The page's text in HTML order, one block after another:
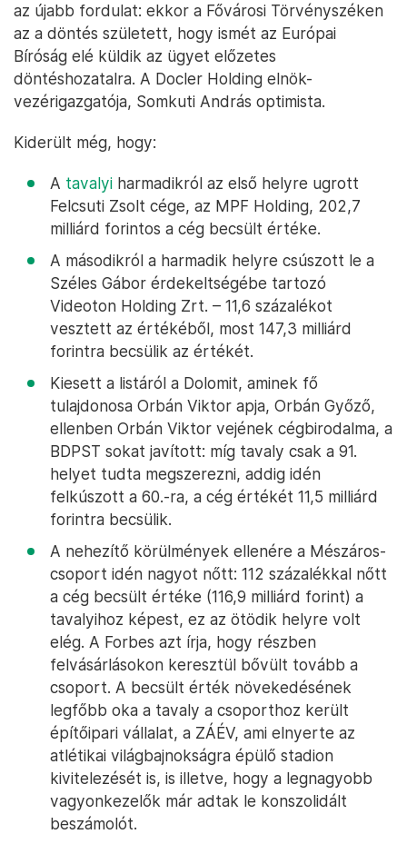
az újabb fordulat: ekkor a Fővárosi Törvényszéken
az a döntés született, hogy ismét az Európai
Bíróság elé küldik az ügyet előzetes
döntéshozatalra. A Docler Holding elnök-
vezérigazgatója, Somkuti András optimista.
Kiderült még, hogy:
A tavalyi harmadikról az első helyre ugrott
Felcsuti Zsolt cége, az MPF Holding, 202,7
milliárd forintos a cég becsült értéke.
A másodikról a harmadik helyre csúszott le a
Széles Gábor érdekeltségébe tartozó
Videoton Holding Zrt. – 11,6 százalékot
vesztett az értékéből, most 147,3 milliárd
forintra becsülik az értékét.
Kiesett a listáról a Dolomit, aminek fő
tulajdonosa Orbán Viktor apja, Orbán Győző,
ellenben Orbán Viktor vejének cégbirodalma, a
BDPST sokat javított: míg tavaly csak a 91.
helyet tudta megszerezni, addig idén
felkúszott a 60.-ra, a cég értékét 11,5 milliárd
forintra becsülik.
A nehezítő körülmények ellenére a Mészáros-
csoport idén nagyot nőtt: 112 százalékkal nőtt
a cég becsült értéke (116,9 milliárd forint) a
tavalyihoz képest, ez az ötödik helyre volt
elég. A Forbes azt írja, hogy részben
felvásárlásokon keresztül bővült tovább a
csoport. A becsült érték növekedésének
legfőbb oka a tavaly a csoporthoz került
építőipari vállalat, a ZÁÉV, ami elnyerte az
atlétikai világbajnokságra épülő stadion
kivitelezését is, is illetve, hogy a legnagyobb
vagyonkezelők már adtak le konszolidált
beszámolót.